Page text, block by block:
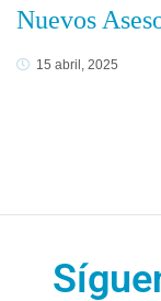
Nuevos
15 abril, 2025